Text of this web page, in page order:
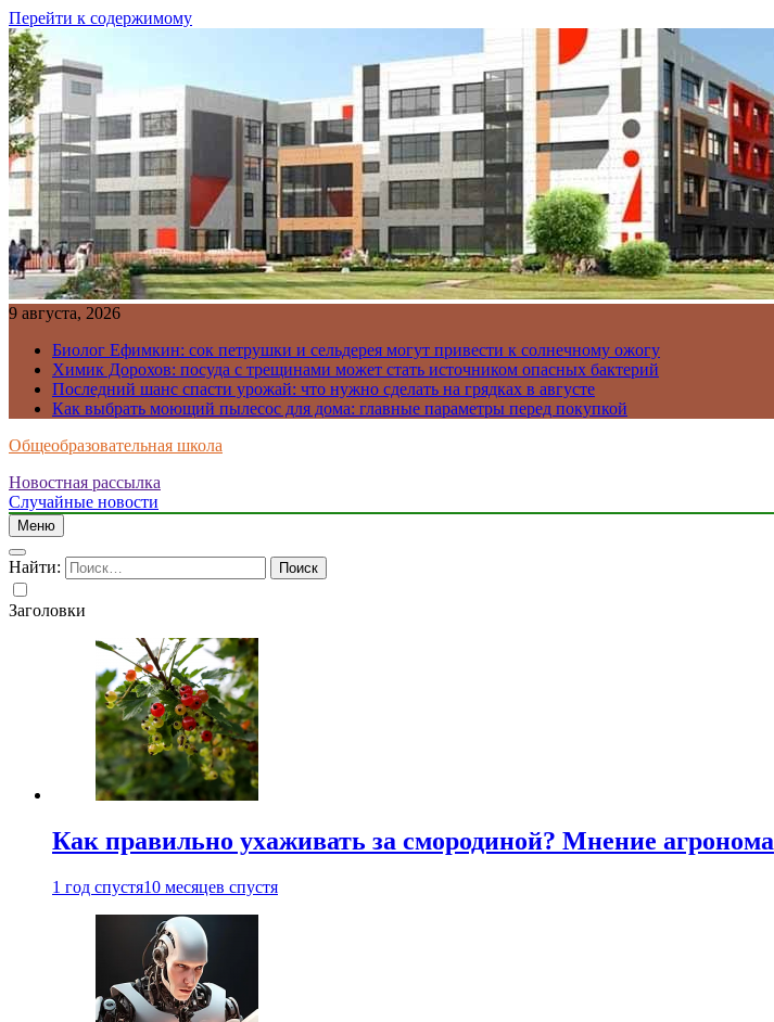
Перейти к содержимому
9 августа, 2026
Биолог Ефимкин: сок петрушки и сельдерея могут привести к солнечному ожогу
Химик Дорохов: посуда с трещинами может стать источником опасных бактерий
Последний шанс спасти урожай: что нужно сделать на грядках в августе
Как выбрать моющий пылесос для дома: главные параметры перед покупкой
Общеобразовательная школа
Новостная рассылка
Случайные новости
Меню
Найти:
Заголовки
Как правильно ухаживать за смородиной? Мнение агронома
1 год спустя10 месяцев спустя